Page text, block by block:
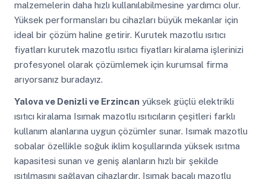
malzemelerin daha hızlı kullanılabilmesine yardımcı olur.
Yüksek performansları bu cihazları büyük mekanlar için
ideal bir çözüm haline getirir. Kurutek mazotlu ısıtıcı
fiyatları kurutek mazotlu ısıtıcı fiyatları kiralama işlerinizi
profesyonel olarak çözümlemek için kurumsal firma
arıyorsanız buradayız.
Yalova ve Denizli ve Erzincanyüksek güçlü elektrikli
ısıtıcı kiralama Isımak mazotlu ısıtıcıların çeşitleri farklı
kullanım alanlarına uygun çözümler sunar. Isımak mazotlu
sobalar özellikle soğuk iklim koşullarında yüksek ısıtma
kapasitesi sunan ve geniş alanların hızlı bir şekilde
ısıtılmasını sağlayan cihazlardır. Isımak bacalı mazotlu